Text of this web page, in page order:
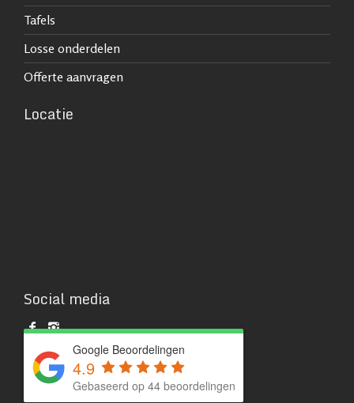
Tafels
Losse onderdelen
Offerte aanvragen
Locatie
Social media
Google Beoordelingen
4.9
Gebaseerd op 44 beoordelingen